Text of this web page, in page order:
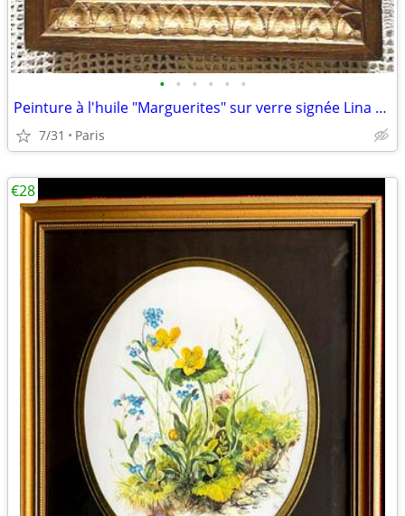
• • • • • •
Peinture à l'huile "Marguerites" sur verre signée Lina Nogar
7/31 Paris
€28